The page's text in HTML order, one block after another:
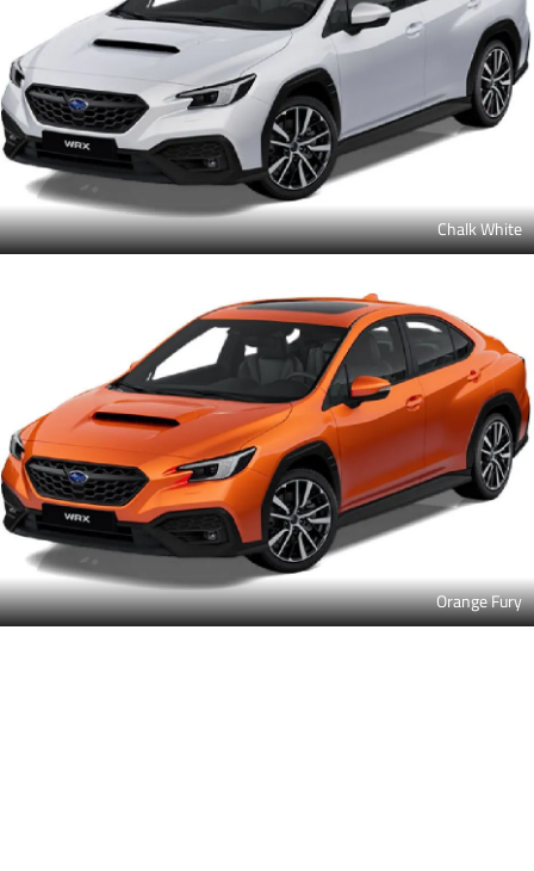
Chalk White
Orange Fury